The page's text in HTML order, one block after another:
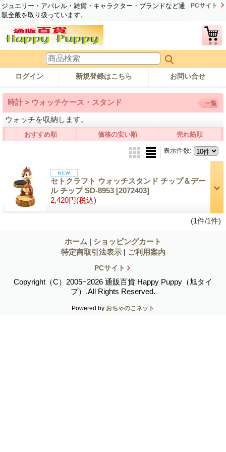
ジュエリー・アパレル・雑貨・キャラクター・ブランドなど通
販全般を取り扱っています。
PCサイト
ログイン 新規登録はこちら お問い合せ
時計 > ウォッチケース・スタンド
ウォッチを収納します。
一覧
おすすめ順 価格の安い順 売れ筋順
表示件数:
セトクラフト ウォッチスタンド チップ＆デー
ル チップ SD-8953 [2072403]
2,420円(税込)
(1件/1件)
ホーム | ショッピングカート
特定商取引法表示 | ご利用案内
PCサイト
Copyright（C）2005−2026 通販百貨 Happy Puppy（旭タイ
プ）.All Rights Reserved.
Powered by おちゃのこネット